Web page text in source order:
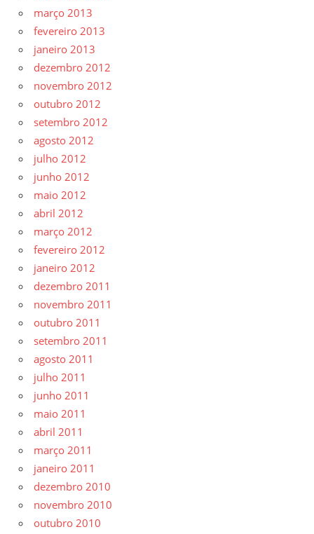
março 2013
fevereiro 2013
janeiro 2013
dezembro 2012
novembro 2012
outubro 2012
setembro 2012
agosto 2012
julho 2012
junho 2012
maio 2012
abril 2012
março 2012
fevereiro 2012
janeiro 2012
dezembro 2011
novembro 2011
outubro 2011
setembro 2011
agosto 2011
julho 2011
junho 2011
maio 2011
abril 2011
março 2011
janeiro 2011
dezembro 2010
novembro 2010
outubro 2010